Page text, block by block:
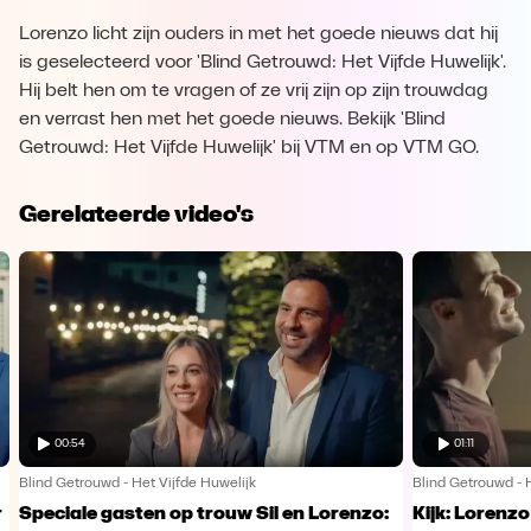
Lorenzo licht zijn ouders in met het goede nieuws dat hij
is geselecteerd voor 'Blind Getrouwd: Het Vijfde Huwelijk'.
Hij belt hen om te vragen of ze vrij zijn op zijn trouwdag
en verrast hen met het goede nieuws. Bekijk 'Blind
Getrouwd: Het Vijfde Huwelijk' bij VTM en op VTM GO.
Gerelateerde video's
00:54
Blind Getrouwd - Het Vijfde Huwelijk
Speciale gasten op trouw Sil en Lorenzo:
01:11
Blind Getrouwd -
Kijk: